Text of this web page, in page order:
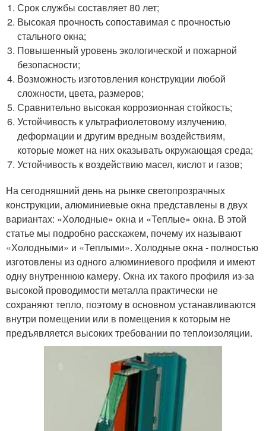
Срок службы составляет 80 лет;
Высокая прочность сопоставимая с прочностью
стального окна;
Повышенный уровень экологической и пожарной
безопасности;
Возможность изготовления конструкции любой
сложности, цвета, размеров;
Сравнительно высокая коррозионная стойкость;
Устойчивость к ультрафиолетовому излучению,
деформации и другим вредным воздействиям,
которые может на них оказывать окружающая среда;
Устойчивость к воздействию масел, кислот и газов;
На сегодняшний день на рынке светопрозрачных
конструкции, алюминиевые окна представлены в двух
вариантах: «Холодные» окна и «Теплые» окна. В этой
статье мы подробно расскажем, почему их называют
«Холодными» и «Теплыми». Холодные окна - полностью
изготовлены из одного алюминиевого профиля и имеют
одну внутреннюю камеру. Окна их такого профиля из-за
высокой проводимости металла практически не
сохраняют тепло, поэтому в основном устанавливаются
внутри помещении или в помещения к которым не
предъявляется высоких требовании по теплоизоляции.